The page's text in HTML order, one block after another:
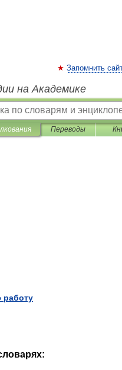
Запомнить
на Академике
Переводы